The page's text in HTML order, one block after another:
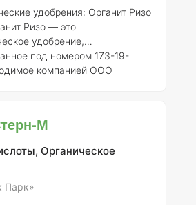
структуры почвы и с
удобрения: Органит Ризо
Ризо — это
удобрение,
под номером 173-19-
компанией ООО
её плодородия и
веществами.Состав
микроорганизмы, включая
М
Органическое
Парк»